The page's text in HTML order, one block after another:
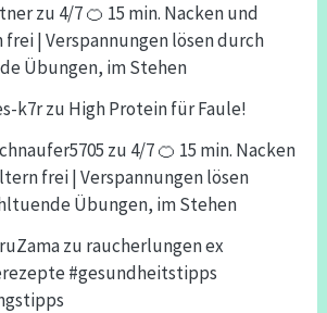
zu 4/7 🍊 15 min. Nacken und
| Verspannungen lösen durch
Übungen, im Stehen
k7rzu High Protein für Faule!
zu 4/7 🍊 15 min. Nacken
frei | Verspannungen lösen
Übungen, im Stehen
zu raucherlungen ex
#gesundheitstipps